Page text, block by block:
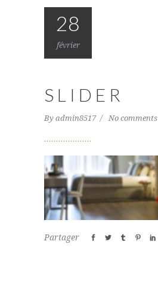
28
février
SLIDER
By admin8517 No comments
Partager